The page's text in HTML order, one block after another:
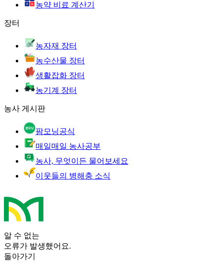
농약 비료 계산기
장터
농자재 장터
농수산물 장터
생활잡화 장터
농기계 장터
농사 게시판
팜모닝공식
매일매일 농사공부
농사, 무엇이든 물어보세요
이웃들의 병해충 소식
알 수 없는
오류가 발생했어요.
돌아가기